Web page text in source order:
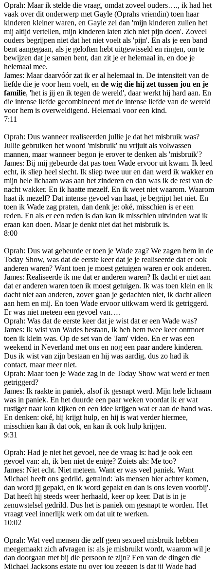
Oprah: Maar ik stelde die vraag, omdat zoveel ouders…., ik had het
vaak over dit onderwerp met Gayle (Oprahs vriendin) toen haar
kinderen kleiner waren, en Gayle zei dan 'mijn kinderen zullen het
mij altijd vertellen, mijn kinderen laten zich niet pijn doen'. Zoveel
ouders begrijpen niet dat het niet voelt als 'pijn'. En als je een band
bent aangegaan, als je geloften hebt uitgewisseld en ringen, om te
bewijzen dat je samen bent, dan zit je er helemaal in, en doe je
helemaal mee.
James: Maar daarvóór zat ik er al helemaal in. De intensiteit van de
liefde die je voor hem voelt, en de wig die hij zet tussen jou en je
familie, 'het is jij en ik tegen de wereld', daar werkt hij hard aan. En
die intense liefde gecombineerd met de intense liefde van de wereld
voor hem is overweldigend. Helemaal voor een kind.
7:11
Oprah: Dus wanneer realiseerden jullie je dat het misbruik was?
Jullie gebruiken het woord 'misbruik' nu vrijuit als volwassen
mannen, maar wanneer begon je erover te denken als 'misbruik'?
James: Bij mij gebeurde dat pas toen Wade ervoor uit kwam. Ik leed
echt, ik sliep heel slecht. Ik sliep twee uur en dan werd ik wakker en
mijn hele lichaam was aan het zinderen en dan was ik de rest van de
nacht wakker. En ik haatte mezelf. En ik weet niet waarom. Waarom
haat ik mezelf? Dat intense gevoel van haat, je begrijpt het niet. En
toen ik Wade zag praten, dan denk je: oké, misschien is er een
reden. En als er een reden is dan kan ik misschien uitvinden wat ik
eraan kan doen. Maar je denkt niet dat het misbruik is.
8:00
Oprah: Dus wat gebeurde er toen je Wade zag? We zagen hem in de
Today Show, was dat de eerste keer dat je je realiseerde dat er ook
anderen waren? Want toen je moest getuigen waren er ook anderen.
James: Realiseerde ik me dat er anderen waren? Ik dacht er niet aan
dat er anderen waren toen ik moest getuigen. Ik was toen klein en ik
dacht niet aan anderen, zover gaan je gedachten niet, ik dacht alleen
aan hem en mij. En toen Wade ervoor uitkwam werd ik getriggerd.
Er was niet meteen een gevoel van….
Oprah: Was dat de eerste keer dat je wist dat er een Wade was?
James: Ik wist van Wades bestaan, ik heb hem twee keer ontmoet
toen ik klein was. Op de set van de 'Jam' video. En er was een
weekend in Neverland met ons en nog een paar andere kinderen.
Dus ik wist van zijn bestaan en hij was aardig, dus zo had ik
contact, maar meer niet.
Oprah: Maar toen je Wade zag in de Today Show wat werd er toen
getriggerd?
James: Ik raakte in paniek, alsof ik gesnapt werd. Mijn hele lichaam
was in paniek. En het duurde een paar weken voordat ik er wat
rustiger naar kon kijken en een idee krijgen wat er aan de hand was.
En denken: oké, hij krijgt hulp, en hij is wat verder hiermee,
misschien kan ik dat ook, en kan ik ook hulp krijgen.
9:31
Oprah: Had je niet het gevoel, nee de vraag is: had je ook een
gevoel van: ah, ik ben niet de enige? Zoiets als: Me too?
James: Niet echt. Niet meteen. Want er was veel paniek. Want
Michael heeft ons gedrild, getraind: 'als mensen hier achter komen,
dan word jij gepakt, en ik word gepakt en dan is ons leven voorbij'.
Dat heeft hij steeds weer herhaald, keer op keer. Dat is in je
zenuwstelsel gedrild. Dus het is paniek om gesnapt te worden. Het
vraagt veel innerlijk werk om dat uit te werken.
10:02
Oprah: Wat veel mensen die zelf geen sexueel misbruik hebben
meegemaakt zich afvragen is: als je misbruikt wordt, waarom wil je
dan doorgaan met bij die persoon te zijn? Een van de dingen die
Michael Jacksons estate nu over jou zeggen is dat jij Wade had